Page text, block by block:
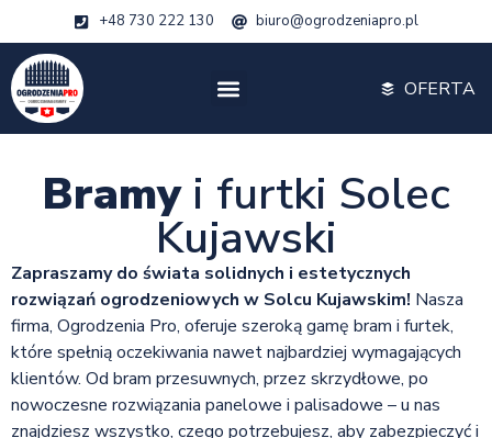
+48 730 222 130 biuro@ogrodzeniapro.pl
OFERTA
Bramy i furtki Solec
Kujawski
Zapraszamy do świata solidnych i estetycznych
rozwiązań ogrodzeniowych w Solcu Kujawskim! Nasza
firma, Ogrodzenia Pro, oferuje szeroką gamę bram i furtek,
które spełnią oczekiwania nawet najbardziej wymagających
klientów. Od bram przesuwnych, przez skrzydłowe, po
nowoczesne rozwiązania panelowe i palisadowe – u nas
znajdziesz wszystko, czego potrzebujesz, aby zabezpieczyć i